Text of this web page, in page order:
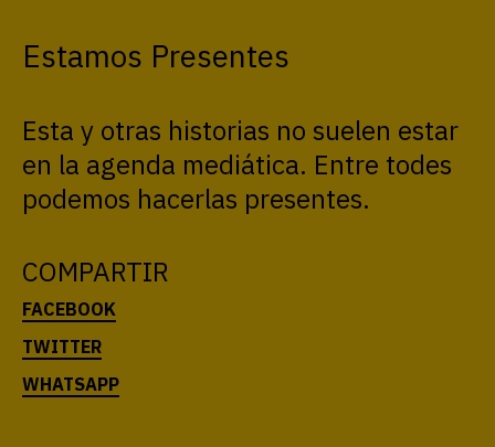
Estamos Presentes
Esta y otras historias no suelen estar
en la agenda mediática. Entre todes
podemos hacerlas presentes.
COMPARTIR